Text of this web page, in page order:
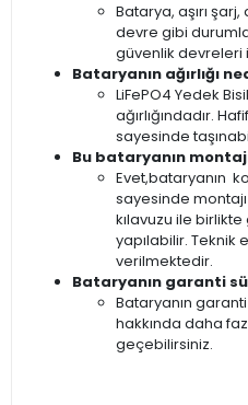
Batarya, aşırı şarj,
devre gibi
güvenlik devreleri
Bataryanın ağırlığı
LiFePO4 Yedek
ağırlığındadır.
sayesinde
Bu bataryanın
Evet,bataryanın
sayesinde
kılavuzu ile
yapılabilir. Teknik
verilmektedir.
Bataryanın garanti
Bataryanın garanti
hakkında daha
geçebilirsiniz.